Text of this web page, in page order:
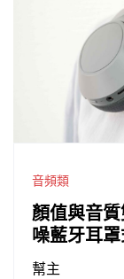
音頻類
顏值與音
噪藍牙耳
幫主